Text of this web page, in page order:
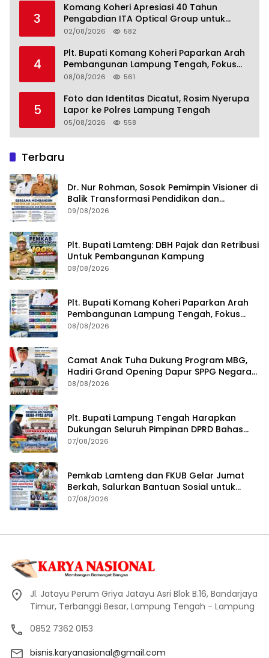
Menuju Indonesia Emas 2045
3
Komang Koheri Apresiasi 40 Tahun
Pengabdian ITA Optical Group untuk
Kesehatan Mata Masyarakat Lamteng
02/08/2026 582
4
Plt. Bupati Komang Koheri Paparkan Arah
Pembangunan Lampung Tengah, Fokus
pada SDM, Ekonomi, Infrastruktur dan
08/08/2026 561
5
Foto dan Identitas Dicatut, Rosim Nyerupa
Lapor ke Polres Lampung Tengah
05/08/2026 558
Terbaru
Dr. Nur Rohman, Sosok Pemimpin Visioner di
Balik Transformasi Pendidikan dan
Kebudayaan Lampung Tengah
09/08/2026
Plt. Bupati Lamteng: DBH Pajak dan Retribusi
Untuk Pembangunan Kampung
08/08/2026
Plt. Bupati Komang Koheri Paparkan Arah
Pembangunan Lampung Tengah, Fokus
pada SDM, Ekonomi, Infrastruktur dan
08/08/2026
Camat Anak Tuha Dukung Program MBG,
Hadiri Grand Opening Dapur SPPG Negara
Aji Tua Lampung Tengah
08/08/2026
Plt. Bupati Lampung Tengah Harapkan
Dukungan Seluruh Pimpinan DPRD Bahas
RKUA-PPAS APBD Tahun 2027
07/08/2026
Pemkab Lamteng dan FKUB Gelar Jumat
Berkah, Salurkan Bantuan Sosial untuk
Warga
07/08/2026
Jl. Jatayu Perum Griya Jatayu Asri Blok B.16, Bandarjaya
Timur, Terbanggi Besar, Lampung Tengah - Lampung
0852 7362 0153
bisnis.karyanasional@gmail.com